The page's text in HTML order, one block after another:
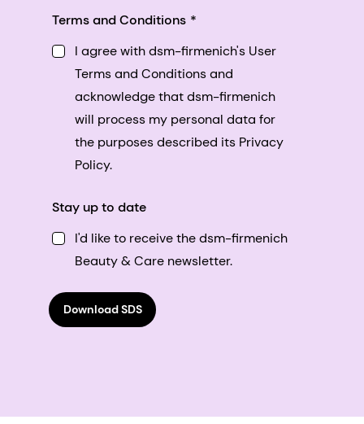
Terms and Conditions
I agree with dsm-firmenich's User
Terms and Conditions and
acknowledge that dsm-firmenich
will process my personal data for
the purposes described its Privacy
Policy.
Stay up to date
I'd like to receive the dsm-firmenich
Beauty & Care newsletter.
Download SDS